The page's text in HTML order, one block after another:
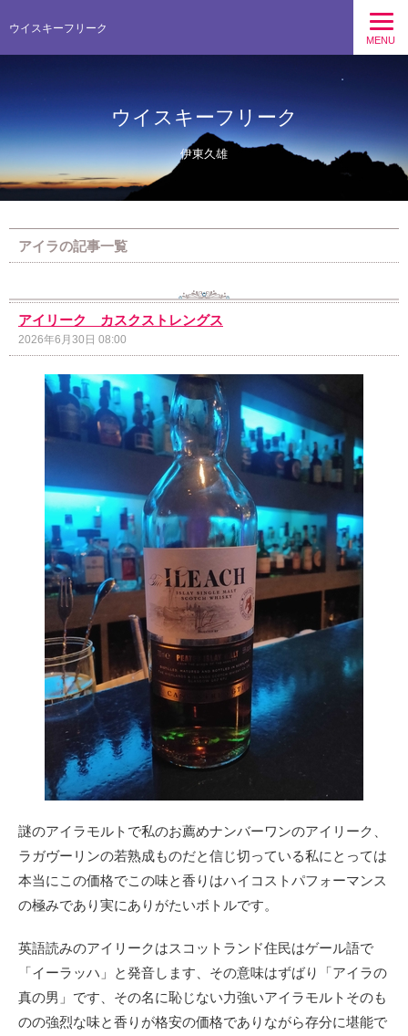
ウイスキーフリーク
MENU
ウイスキーフリーク
伊東久雄
アイラの記事一覧
アイリーク カスクストレングス
2026年6月30日 08:00
謎のアイラモルトで私のお薦めナンバーワンのアイリーク、
ラガヴーリンの若熟成ものだと信じ切っている私にとっては
本当にこの価格でこの味と香りはハイコストパフォーマンス
の極みであり実にありがたいボトルです。
英語読みのアイリークはスコットランド住民はゲール語で
「イーラッハ」と発音します、その意味はずばり「アイラの
真の男」です、その名に恥じない力強いアイラモルトそのも
のの強烈な味と香りが格安の価格でありながら存分に堪能で